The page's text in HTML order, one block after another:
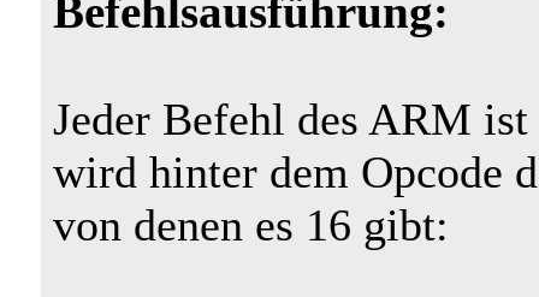
Befehlsausführung:
Jeder Befehl des ARM
wird hinter dem Opcode
von denen es 16 gibt: